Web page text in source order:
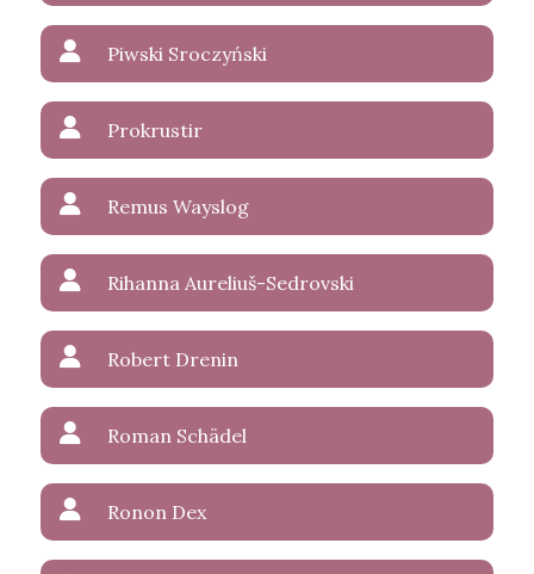
Piwski Sroczyński
Prokrustir
Remus Wayslog
Rihanna Aureliuš-Sedrovski
Robert Drenin
Roman Schädel
Ronon Dex